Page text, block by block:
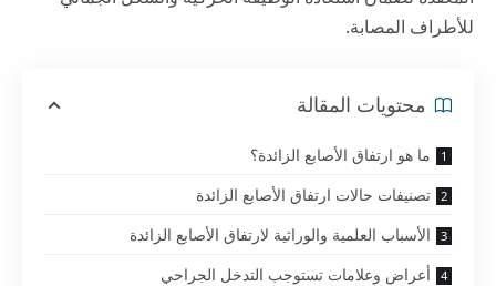
للأطراف المصابة.
محتويات المقالة
ما هو ارتفاق الأصابع الزائدة؟
تصنيفات حالات ارتفاق الأصابع الزائدة
الأسباب العلمية والوراثية لارتفاق الأصابع الزائدة
أعراض وعلامات تستوجب التدخل الجراحي